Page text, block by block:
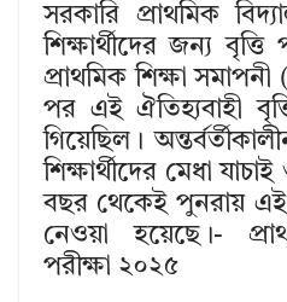
সরকারি প্রাথমিক
শিক্ষার্থীদের জন্য
প্রাথমিক শিক্ষা
পর এই ঐতিহ্যবাহী
গিয়েছিল।
শিক্ষার্থীদের মেধা
বছর থেকেই পুনরায় এই
নেওয়া হয়েছে।-
পরীক্ষা ২০২৫